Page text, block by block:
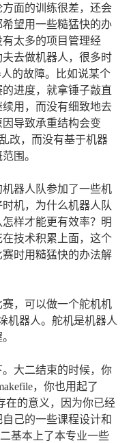
面的训练很差，还会
望用一些糙猛快的办
太多的项目管理经
去做机器人，很多时
的故障。比如说某个
进度，就拿锤子敲直
用，而没有细致地去
导致承重结构会变
改，而没有基于机器
围。
器人队参加了一些机
机，为什么机器人队
样才能更有效率？明
技术积累上面，这个
时用糙猛快的办法解
，可以做一个舵机机
机器人。舵机是机器人
大二结束的时候，你
，你也用起了
在的意义，因为你已经
己的一些课程设计和
基本上了本专业一些